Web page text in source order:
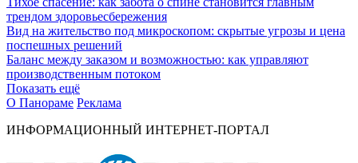
трендом здоровьесбережения
Вид на жительство под микроскопом: скрытые угрозы и цена
поспешных решений
Баланс между заказом и возможностью: как управляют
производственным потоком
Показать ещё
О Панораме Реклама
ИНФОРМАЦИОННЫЙ ИНТЕРНЕТ-ПОРТАЛ